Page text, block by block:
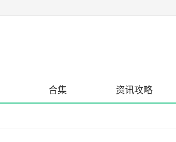
合集 资讯攻略